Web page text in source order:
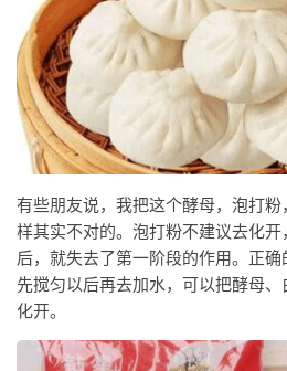
有些朋友说，我把这个酵母，泡打
样其实不对的。泡打粉不建议去化
后，就失去了第一阶段的作用。正
先搅匀以后再去加水，可以把酵母
化开。